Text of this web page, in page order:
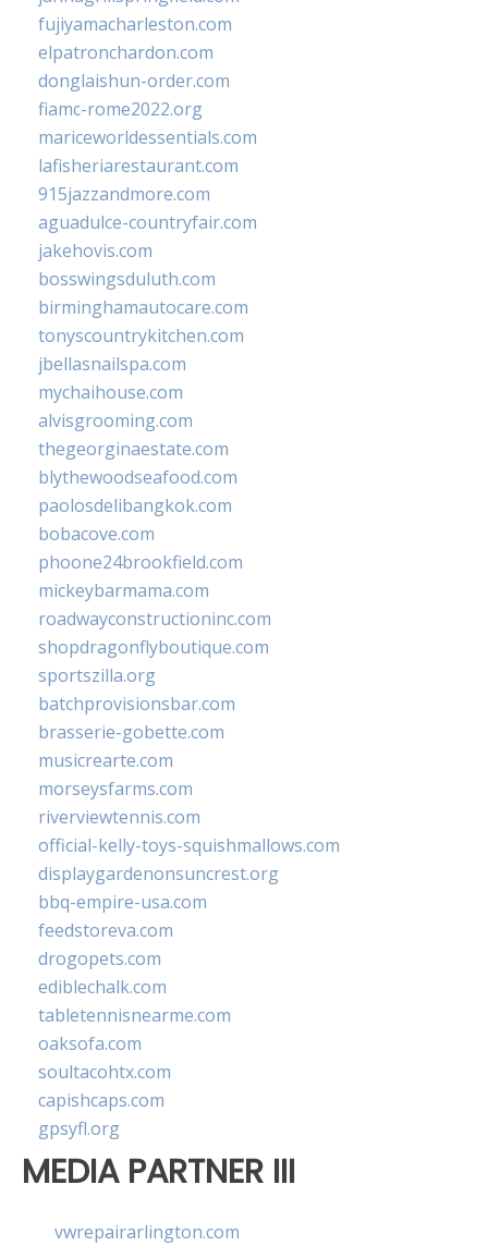
fujiyamacharleston.com
elpatronchardon.com
donglaishun-order.com
fiamc-rome2022.org
mariceworldessentials.com
lafisheriarestaurant.com
915jazzandmore.com
aguadulce-countryfair.com
jakehovis.com
bosswingsduluth.com
birminghamautocare.com
tonyscountrykitchen.com
jbellasnailspa.com
mychaihouse.com
alvisgrooming.com
thegeorginaestate.com
blythewoodseafood.com
paolosdelibangkok.com
bobacove.com
phoone24brookfield.com
mickeybarmama.com
roadwayconstructioninc.com
shopdragonflyboutique.com
sportszilla.org
batchprovisionsbar.com
brasserie-gobette.com
musicrearte.com
morseysfarms.com
riverviewtennis.com
official-kelly-toys-squishmallows.com
displaygardenonsuncrest.org
bbq-empire-usa.com
feedstoreva.com
drogopets.com
ediblechalk.com
tabletennisnearme.com
oaksofa.com
soultacohtx.com
capishcaps.com
gpsyfl.org
MEDIA PARTNER III
vwrepairarlington.com